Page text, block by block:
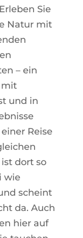
Sie
Natur mit
– ein
mit
und in
Reise
ist dort so
wie
scheint
da. Auch
hier auf